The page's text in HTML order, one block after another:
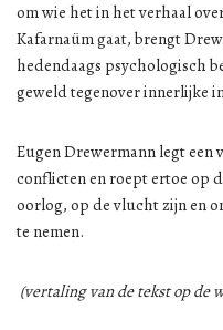
om wie het in het verhaal
Kafarnaüm gaat, brengt
hedendaags psychologisch
geweld tegenover innerlijke
Eugen Drewermann legt
conflicten en roept ertoe op
oorlog, op de vlucht zijn en
te nemen.
(vertaling van de tekst op de